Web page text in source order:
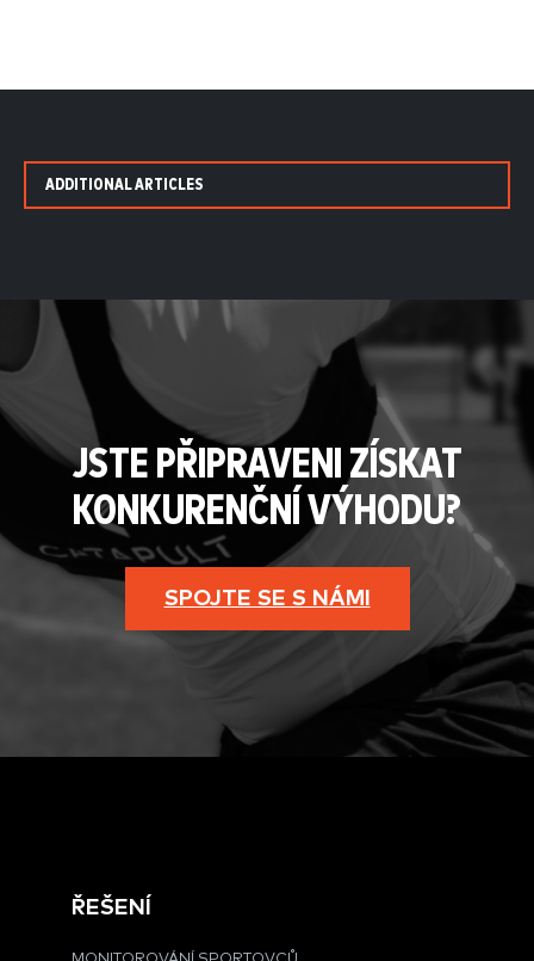
ADDITIONAL ARTICLES
JSTE PŘIPRAVENI ZÍSKAT
KONKURENČNÍ VÝHODU?
SPOJTE SE S NÁMI
ŘEŠENÍ